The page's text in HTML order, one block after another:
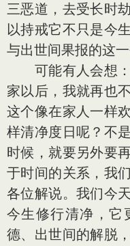
三恶道，去受长时
以持戒它不只是今
与出世间果报的这
可能有人会想：
家以后，我就再也
这个像在家人一样
样清净度日呢？不
时候，就要另外要
于时间的关系，我
各位解说。我们今
今生修行清净，它
德、出世间的解脱